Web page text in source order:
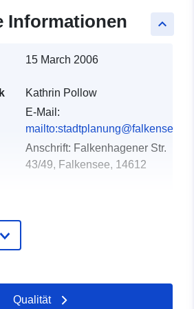
keyboard_arrow_up
Informationen
15 March 2006
Kathrin Pollow
E-Mail:
mailto:stadtplanung@falkensee.de
Anschrift: Falkenhagener Str.
43/49, Falkensee, 14612
52.5712 ], [ 13.1508,
Qualität